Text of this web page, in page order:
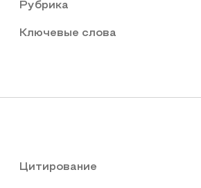
Рубрика
Ключевые слова
Цитирование